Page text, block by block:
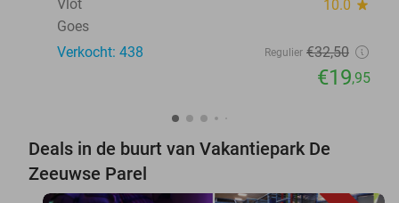
Vlot
10.0 star
Goes
Verkocht: 438
Regulier €32,50
€19,95
Deals in de buurt van Vakantiepark De
Zeeuwse Parel